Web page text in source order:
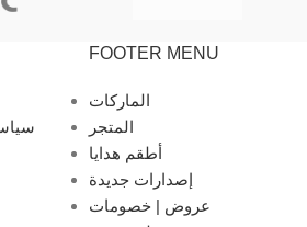
FOOTER MENU
الماركات
المتجر
أطقم هدايا
إصدارات جديدة
عروض | خصومات